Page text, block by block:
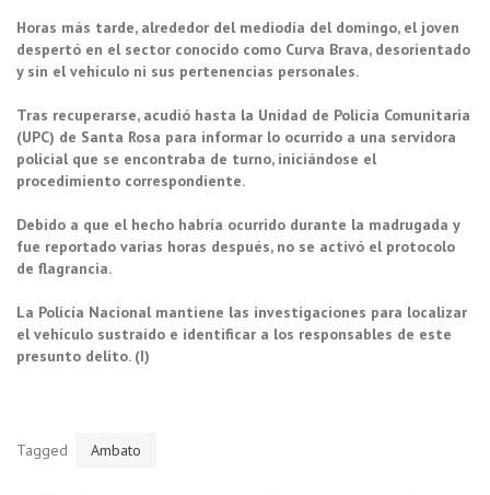
Horas más tarde, alrededor del mediodía del domingo, el joven
despertó en el sector conocido como Curva Brava, desorientado
y sin el vehículo ni sus pertenencias personales.
Tras recuperarse, acudió hasta la Unidad de Policía Comunitaria
(UPC) de Santa Rosa para informar lo ocurrido a una servidora
policial que se encontraba de turno, iniciándose el
procedimiento correspondiente.
Debido a que el hecho habría ocurrido durante la madrugada y
fue reportado varias horas después, no se activó el protocolo
de flagrancia.
La Policía Nacional mantiene las investigaciones para localizar
el vehículo sustraído e identificar a los responsables de este
presunto delito. (I)
Tagged Ambato